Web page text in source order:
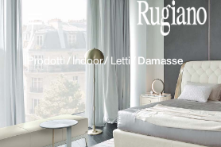
/
Prodotti / Indoor/ Letti Damasse